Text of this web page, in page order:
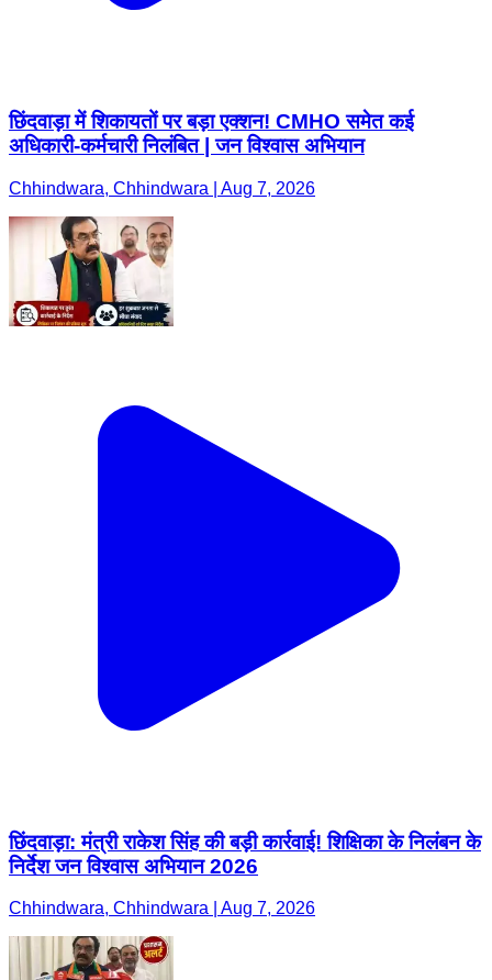
छिंदवाड़ा में शिकायतों पर बड़ा एक्शन! CMHO समेत कई
अधिकारी-कर्मचारी निलंबित | जन विश्वास अभियान
Chhindwara, Chhindwara | Aug 7, 2026
छिंदवाड़ा: मंत्री राकेश सिंह की बड़ी कार्रवाई! शिक्षिका के निलंबन के
निर्देश जन विश्वास अभियान 2026
Chhindwara, Chhindwara | Aug 7, 2026